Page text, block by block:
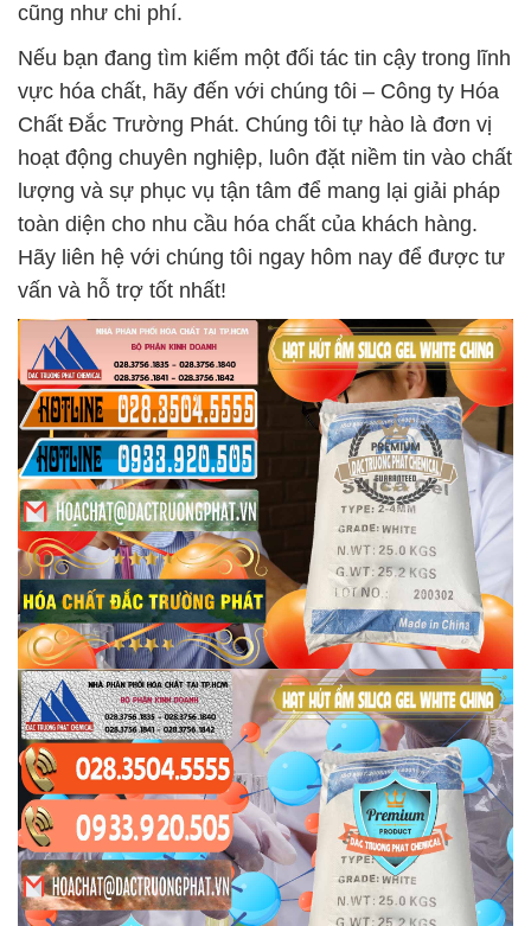
cũng như chi phí.
Nếu bạn đang tìm kiếm một đối tác tin cậy trong lĩnh
vực hóa chất, hãy đến với chúng tôi – Công ty Hóa
Chất Đắc Trường Phát. Chúng tôi tự hào là đơn vị
hoạt động chuyên nghiệp, luôn đặt niềm tin vào chất
lượng và sự phục vụ tận tâm để mang lại giải pháp
toàn diện cho nhu cầu hóa chất của khách hàng.
Hãy liên hệ với chúng tôi ngay hôm nay để được tư
vấn và hỗ trợ tốt nhất!